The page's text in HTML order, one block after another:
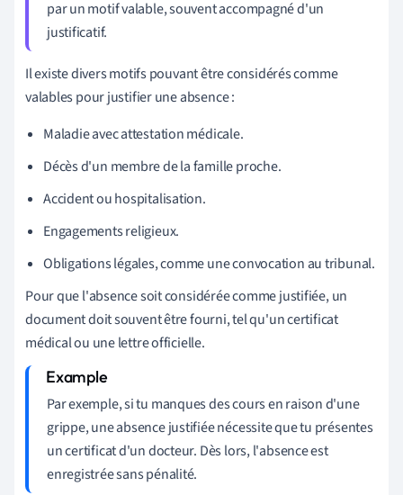
par un motif valable, souvent accompagné d'un
justificatif.
Il existe divers motifs pouvant être considérés comme
valables pour justifier une absence :
Maladie avec attestation médicale.
Décès d'un membre de la famille proche.
Accident ou hospitalisation.
Engagements religieux.
Obligations légales, comme une convocation au tribunal.
Pour que l'absence soit considérée comme justifiée, un
document doit souvent être fourni, tel qu'un certificat
médical ou une lettre officielle.
Par exemple, si tu manques des cours en raison d'une
grippe, une absence justifiée nécessite que tu présentes
un certificat d'un docteur. Dès lors, l'absence est
enregistrée sans pénalité.